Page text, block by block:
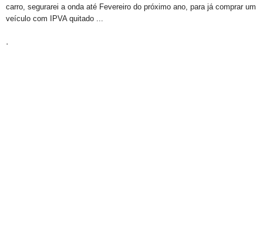
carro, segurarei a onda até Fevereiro do próximo ano, para já comprar um
veículo com IPVA quitado ...
.